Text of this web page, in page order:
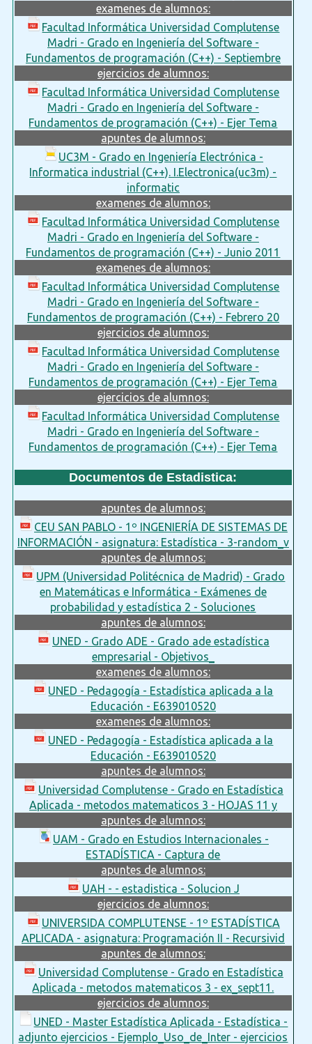
examenes de alumnos:
Facultad Informática Universidad Complutense
Madri - Grado en Ingeniería del Software -
Fundamentos de programación (C++) - Septiembre
ejercicios de alumnos:
Facultad Informática Universidad Complutense
Madri - Grado en Ingeniería del Software -
Fundamentos de programación (C++) - Ejer Tema
apuntes de alumnos:
UC3M - Grado en Ingeniería Electrónica -
Informatica industrial (C++). I.Electronica(uc3m) -
informatic
examenes de alumnos:
Facultad Informática Universidad Complutense
Madri - Grado en Ingeniería del Software -
Fundamentos de programación (C++) - Junio 2011
examenes de alumnos:
Facultad Informática Universidad Complutense
Madri - Grado en Ingeniería del Software -
Fundamentos de programación (C++) - Febrero 20
ejercicios de alumnos:
Facultad Informática Universidad Complutense
Madri - Grado en Ingeniería del Software -
Fundamentos de programación (C++) - Ejer Tema
ejercicios de alumnos:
Facultad Informática Universidad Complutense
Madri - Grado en Ingeniería del Software -
Fundamentos de programación (C++) - Ejer Tema
Documentos de Estadistica:
apuntes de alumnos:
CEU SAN PABLO - 1º INGENIERÍA DE SISTEMAS DE
INFORMACIÓN - asignatura: Estadística - 3-random_v
apuntes de alumnos:
UPM (Universidad Politécnica de Madrid) - Grado
en Matemáticas e Informática - Exámenes de
probabilidad y estadística 2 - Soluciones
apuntes de alumnos:
UNED - Grado ADE - Grado ade estadística
empresarial - Objetivos_
examenes de alumnos:
UNED - Pedagogía - Estadística aplicada a la
Educación - E639010520
examenes de alumnos:
UNED - Pedagogía - Estadística aplicada a la
Educación - E639010520
apuntes de alumnos:
Universidad Complutense - Grado en Estadística
Aplicada - metodos matematicos 3 - HOJAS 11 y
apuntes de alumnos:
UAM - Grado en Estudios Internacionales -
ESTADÍSTICA - Captura de
apuntes de alumnos:
UAH - - estadistica - Solucion J
ejercicios de alumnos:
UNIVERSIDA COMPLUTENSE - 1º ESTADÍSTICA
APLICADA - asignatura: Programación II - Recursivid
apuntes de alumnos:
Universidad Complutense - Grado en Estadística
Aplicada - metodos matematicos 3 - ex_sept11.
ejercicios de alumnos:
UNED - Master Estadística Aplicada - Estadística -
adjunto ejercicios - Ejemplo_Uso_de_Inter - ejercicios